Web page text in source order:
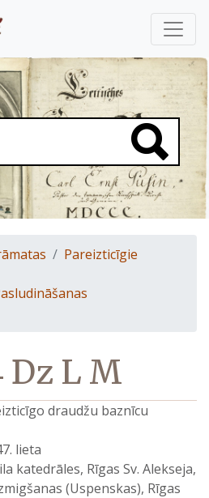
Pareizticīgie
Dz L M
draudžu baznīcu
lieta
katedrāles, Rīgas Sv. Alekseja,
(Uspenskas), Rīgas